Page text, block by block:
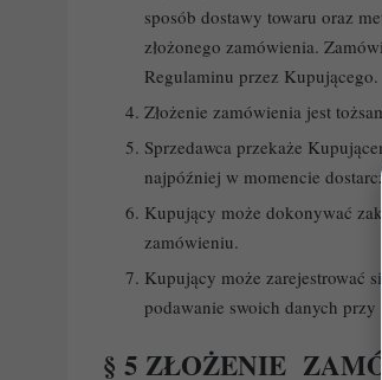
sposób dostawy towaru oraz
złożonego zamówienia.
Regulaminu przez Kupującego.
Złożenie zamówienia jest
Sprzedawca przekaże
najpóźniej w momencie
Kupujący może dokonywać
zamówieniu.
Kupujący może zarejestrować
podawanie swoich danych przy
§ 5 ZŁOŻENIE